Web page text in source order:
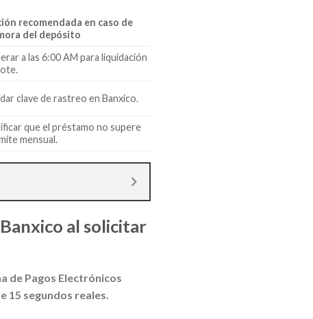
recomendada en caso de
del depósito
a las 6:00 AM para liquidación
clave de rastreo en Banxico.
que el préstamo no supere
mensual.
al solicitar
de Pagos Electrónicos
15 segundos reales.